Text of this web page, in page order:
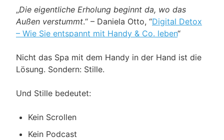
„Die eigentliche Erholung beginnt da, wo das
Außen verstummt.“ – Daniela Otto, “Digital Detox
– Wie Sie entspannt mit Handy & Co. leben“
Nicht das Spa mit dem Handy in der Hand ist die
Lösung. Sondern: Stille.
Und Stille bedeutet:
Kein Scrollen
Kein Podcast